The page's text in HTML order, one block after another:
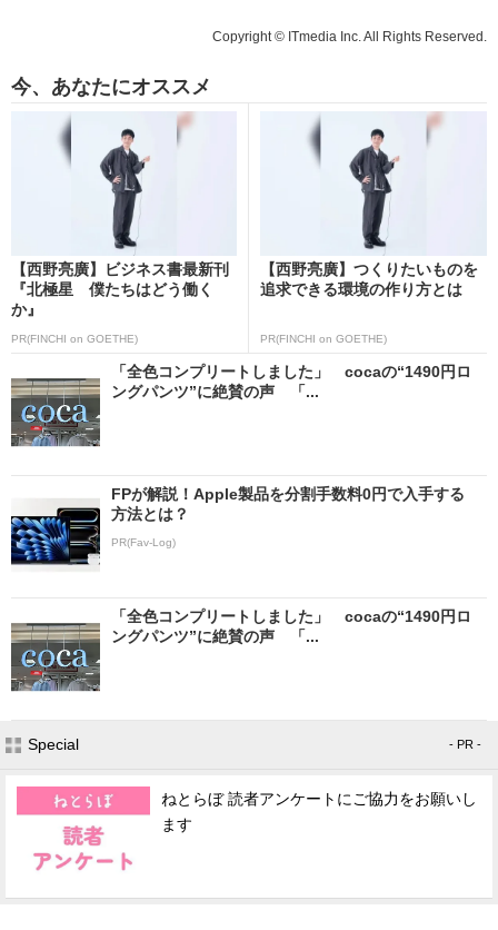
Copyright © ITmedia Inc. All Rights Reserved.
今、あなたにオススメ
【西野亮廣】ビジネス書最新刊
『北極星 僕たちはどう働く
か』
PR(FINCHI on GOETHE)
【西野亮廣】つくりたいものを
追求できる環境の作り方とは
PR(FINCHI on GOETHE)
「全色コンプリートしました」 cocaの“1490円ロ
ングパンツ”に絶賛の声 「...
FPが解説！Apple製品を分割手数料0円で入手する
方法とは？
PR(Fav-Log)
「全色コンプリートしました」 cocaの“1490円ロ
ングパンツ”に絶賛の声 「...
Special - PR -
ねとらぼ 読者アンケートにご協力をお願いし
ます